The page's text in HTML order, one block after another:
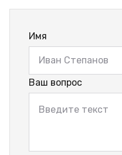
Имя
Ваш вопрос